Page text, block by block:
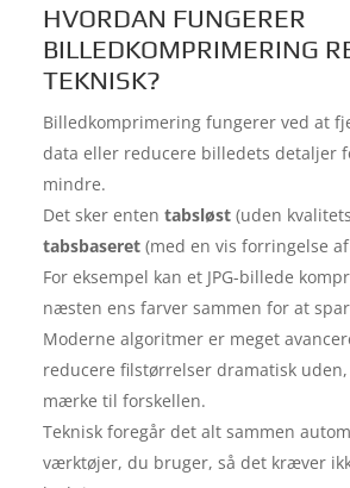
HVORDAN FUNGERER
BILLEDKOMPRIMERING
TEKNISK?
Billedkomprimering fungerer ved at
data eller reducere billedets detaljer
mindre.
Det sker ententabsløst (uden
tabsbaseret (med en vis forringelse
For eksempel kan et JPG-billede
næsten ens farver sammen for at
Moderne algoritmer er meget
reducere filstørrelser dramatisk
mærke til forskellen.
Teknisk foregår det alt sammen
værktøjer, du bruger, så det kræver